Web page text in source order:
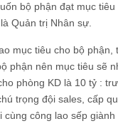
bộ phận đạt mục
Quản trị Nhân sự.
mục tiêu cho bộ
phận nên mục tiêu sẽ
phòng KD là 10 tỷ :
trọng đội sales, cấp
cùng công lao sếp